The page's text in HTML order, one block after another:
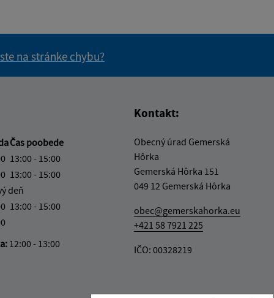
na stránke chybu?
Čas poobede
13:00 - 15:00
13:00 - 15:00
deň
13:00 - 15:00
12:00 - 13:00
Kontakt:
Obecný úrad Gemerská
Hôrka
Gemerská Hôrka 151
049 12 Gemerská Hôrka
obec@gemerskahorka.eu
+421 58 7921 225
IČO: 00328219